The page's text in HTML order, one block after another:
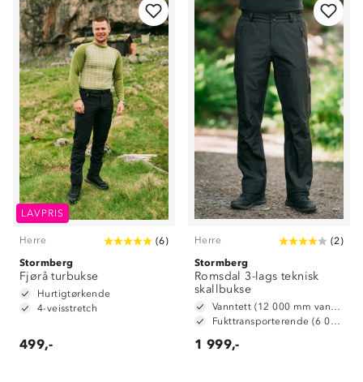
LAVPRIS
Herre (6)
Stormberg
Fjørå turbukse
Hurtigtørkende
4-veisstretch
499,-
Herre (2)
Stormberg
Romsdal 3-lags teknisk
skallbukse
Vanntett (12 000 mm vannsøyle)
Fukttransporterende (6 000 g/ m2/ 24t)
1 999,-